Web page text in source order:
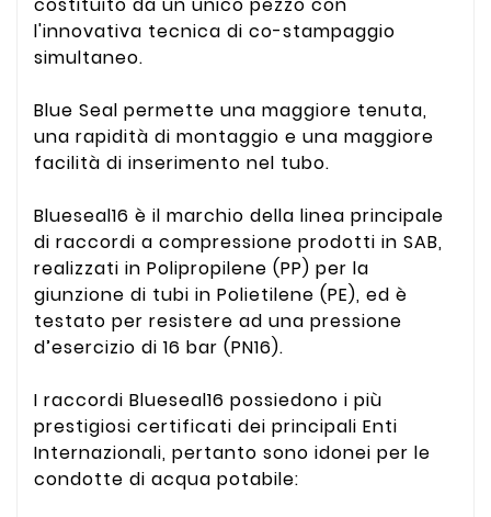
l'innovativa tecnica di co-stampaggio
simultaneo.
Blue Seal permette una maggiore tenuta,
una rapidità di montaggio e una maggiore
facilità di inserimento nel tubo.
Blueseal16 è il marchio della linea principale
di raccordi a compressione prodotti in SAB,
realizzati in Polipropilene (PP) per la
giunzione di tubi in Polietilene (PE), ed è
testato per resistere ad una pressione
d’esercizio di 16 bar (PN16).
I raccordi Blueseal16 possiedono i più
prestigiosi certificati dei principali Enti
Internazionali, pertanto sono idonei per le
condotte di acqua potabile: